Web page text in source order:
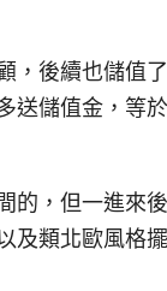
，後續也儲值
送儲值金，等
的，但一進來
及類北歐風格